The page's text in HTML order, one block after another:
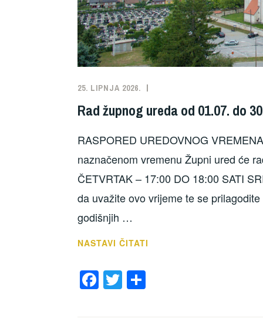
25. LIPNJA 2026.
Rad župnog ureda od 01.07. do
RASPORED UREDOVNOG
naznačenom vremenu Župni ured će
ČETVRTAK – 17:00 DO 18:00 SATI
da uvažite ovo vrijeme te se
godišnjih …
NASTAVI ČITATI
F T